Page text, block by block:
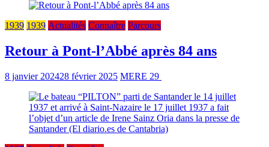
1939 1939 Actualités Connaître Parcours
Retour à Pont-l’Abbé après 84 ans
8 janvier 202428 février 2025 MERE 29